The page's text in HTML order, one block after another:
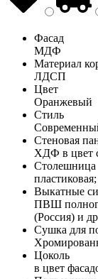
Фасад
МДФ
Материал
ЛДСП
Цвет
Оранжевый
Стиль
Стеновая
ХДФ в цвет
Столешница
Выкатные
ПВШ
(Россия) и
Сушка для
Цоколь
в цвет